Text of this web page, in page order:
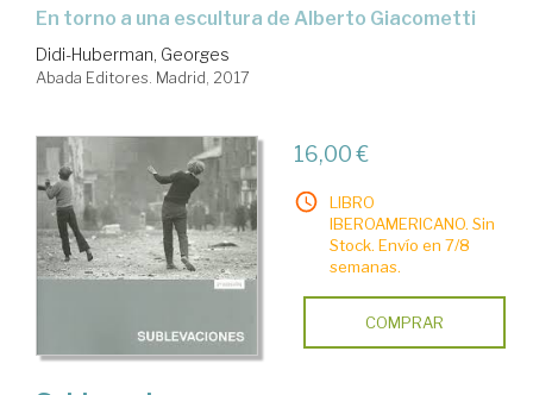
en torno a una escultura de Alberto Giacometti
Didi-Huberman, Georges
Abada Editores. Madrid, 2017
16,00 €
LIBRO
IBEROAMERICANO. Sin
Stock. Envío en 7/8
semanas.
COMPRAR